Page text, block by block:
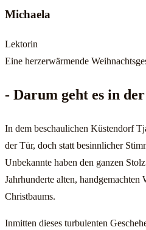
Michaela
Lektorin
Eine herzerwärmende
- Darum geht es in
In dem beschaulichen Küstendorf
der Tür, doch statt besinnlicher
Unbekannte haben den ganzen
Jahrhunderte alten, handgemachten
Christbaums.
Inmitten dieses turbulenten